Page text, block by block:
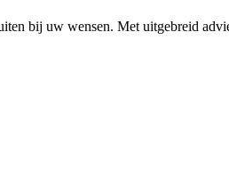
bij uw wensen. Met uitgebreid